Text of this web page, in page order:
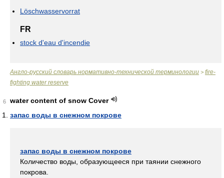
Löschwasservorrat
FR
stock d'eau d'incendie
Англо-русский словарь нормативно-технической терминологии > fire-
fighting water reserve
6
water content of snow Cover
запас воды в снежном покрове
запас воды в снежном покрове
Количество воды, образующееся при таянии снежного
покрова.